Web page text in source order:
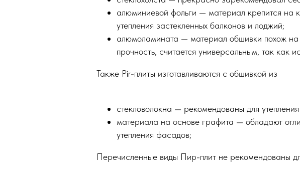
алюминиевой фольги — материал крепится на
утепления застекленных балконов и лоджий;
алюмоламината — материал обшивки похож на
прочность, считается универсальным, так как
Также Pir-плиты изготавливаются с обшивкой из
стекловолокна — рекомендованы для
материала на основе графита — обладают
утепления фасадов;
Перечисленные виды Пир-плит не рекомендованы